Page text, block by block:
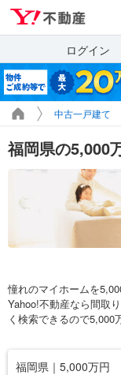
ログイン
中古一戸建て
福岡県の5,000
憧れのマイホームを
Yahoo!不動産なら間取
く検索できるので5,000
福岡県｜5,000万円